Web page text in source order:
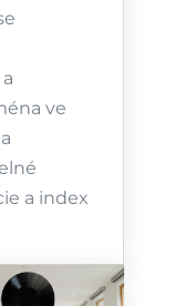
ve
a index